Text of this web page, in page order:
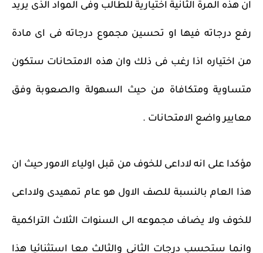
ان هذه المرة الثانية اختيارية للطالب وفى المواد الذى يريد
رفع درجاته فيها او تحسين مجموع درجاته فى اى مادة
من اختياره اذا رغب فى ذلك وان هذه الامتحانات ستكون
متساوية ومتكافاة من حيث السهولة والصعوبة وفق
معايير واضع الامتحانات .
مؤكدا على انه لاداعى للخوف من قبل اولياء الامور حيث ان
هذا العام بالنسبة للصف الاول هو عام تمهيدى ولاداعى
للخوف ولا يضاف مجموعه الى السنوات الثلاث التراكمية
وانما ستحسب درجات الثانى والثالث معا استثنائيا هذا